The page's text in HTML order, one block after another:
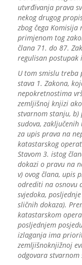
utvrđivanja prava
nekog drugog
zbog čega
primjenom tog
člana 71. do 87.
regulisan postupak
U tom smislu treba
stava 1. Zakona,
nepokretnostima
zemljišnoj knjizi
stvarnom stanju,
sudova,
za upis prava na
katastarskog
Stavom 3. istog
dokazi o pravu na
v) ovog člana, upis
odrediti na osnovu
svjedoka,
sličnih dokaza).
katastarskom
posljednjem
izlaganja ima
zemljišnoknjižnoj
odgovara stvarnom